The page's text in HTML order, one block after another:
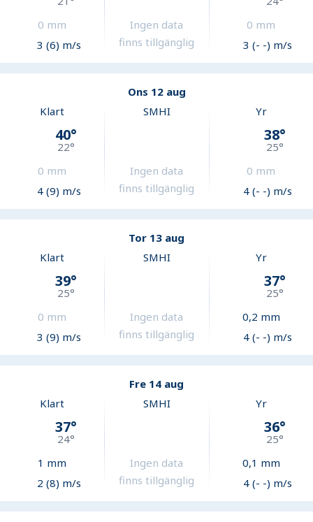
0 mm
3 (6) m/s
Ingen data
finns tillgänglig
0 mm
3 (- -) m/s
Ons 12 aug
Klart
40°
22°
0 mm
4 (9) m/s
SMHI
Ingen data
finns tillgänglig
Yr
38°
25°
0 mm
4 (- -) m/s
Tor 13 aug
Klart
39°
25°
0 mm
3 (9) m/s
SMHI
Ingen data
finns tillgänglig
Yr
37°
25°
0,2 mm
4 (- -) m/s
Fre 14 aug
Klart
37°
24°
1 mm
2 (8) m/s
SMHI
Ingen data
finns tillgänglig
Yr
36°
25°
0,1 mm
4 (- -) m/s